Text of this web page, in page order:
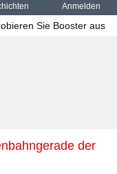
Anmelden
Sie Booster aus